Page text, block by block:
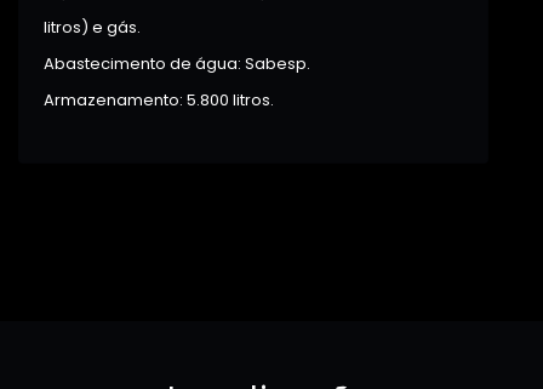
litros) e gás.
Abastecimento de água: Sabesp.
Armazenamento: 5.800 litros.